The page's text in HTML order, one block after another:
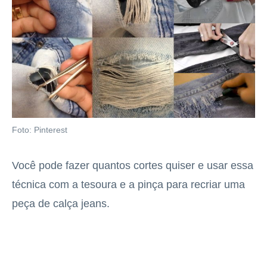
Foto: Pinterest
Você pode fazer quantos cortes quiser e usar essa
técnica com a tesoura e a pinça para recriar uma
peça de calça jeans.